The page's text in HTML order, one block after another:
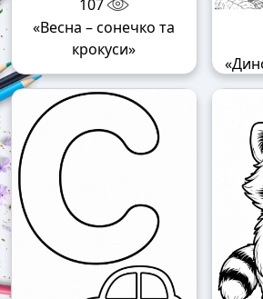
107
«Весна – сонечко та
крокуси»